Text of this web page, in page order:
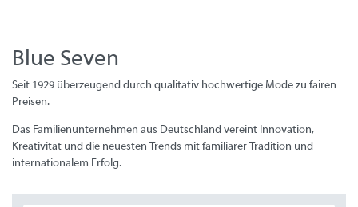
Blue Seven
Seit 1929 überzeugend durch qualitativ hochwertige Mode zu fairen
Preisen.
Das Familienunternehmen aus Deutschland vereint Innovation,
Kreativität und die neuesten Trends mit familiärer Tradition und
internationalem Erfolg.